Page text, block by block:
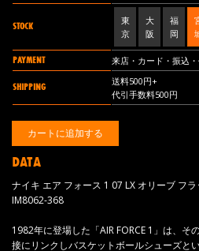
STOCK
東
京
大
阪
福
岡
PAYMENT 来店・カード・振込・
SHIPPING
送料500円+
代引手数料500円
DATA
ナイキ エア フォース 1 07 LX オリーブ フ
IM8062-368
1982年に登場した「AIR FORCE 1」は、そ
接にリンクしバスケットボールシューズと